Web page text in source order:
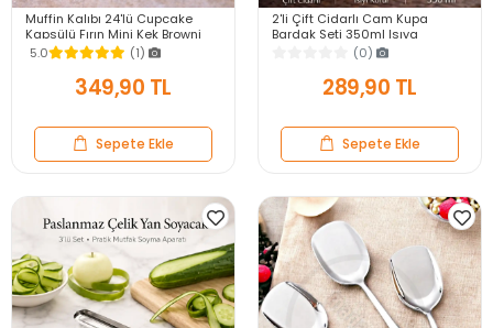
Muffin Kalıbı 24'lü Cupcake
Kapsülü Fırın Mini Kek Browni
Kekstra Kurabiye Kalıbı Muffin
Baking Pan
5.0 (1)
349,90 TL
Sepete Ekle
2'li Çift Cidarlı Cam Kupa
Bardak Seti 350ml Isıya
Dayanıklı Espresso Sunum
Kulplu Kahve Bardağı
(0)
289,90 TL
Sepete Ekle